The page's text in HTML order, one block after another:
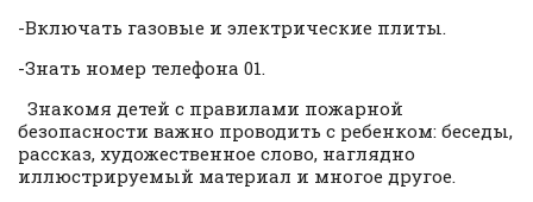
-Включать газовые и электрические плиты.
-Знать номер телефона 01.
Знакомя детей с правилами пожарной
безопасности важно проводить с ребенком: беседы,
рассказ, художественное слово, наглядно
иллюстрируемый материал и многое другое.